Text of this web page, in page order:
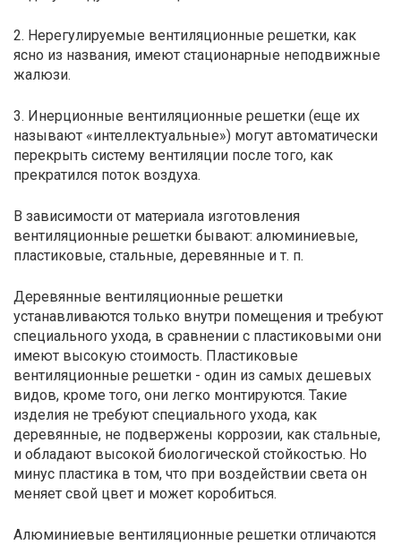
2. Нерегулируемые вентиляционные решетки, как
ясно из названия, имеют стационарные неподвижные
жалюзи.
3. Инерционные вентиляционные решетки (еще их
называют «интеллектуальные») могут автоматически
перекрыть систему вентиляции после того, как
прекратился поток воздуха.
В зависимости от материала изготовления
вентиляционные решетки бывают: алюминиевые,
пластиковые, стальные, деревянные и т. п.
Деревянные вентиляционные решетки
устанавливаются только внутри помещения и требуют
специального ухода, в сравнении с пластиковыми они
имеют высокую стоимость. Пластиковые
вентиляционные решетки - один из самых дешевых
видов, кроме того, они легко монтируются. Такие
изделия не требуют специального ухода, как
деревянные, не подвержены коррозии, как стальные,
и обладают высокой биологической стойкостью. Но
минус пластика в том, что при воздействии света он
меняет свой цвет и может коробиться.
Алюминиевые вентиляционные решетки отличаются